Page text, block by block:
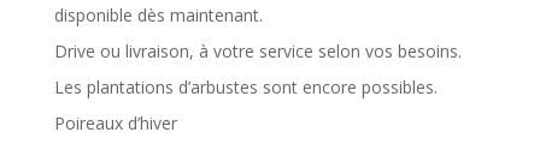
disponible dès maintenant.
Drive ou livraison, à votre service selon vos besoins.
Les plantations d’arbustes sont encore possibles.
Poireaux d’hiver